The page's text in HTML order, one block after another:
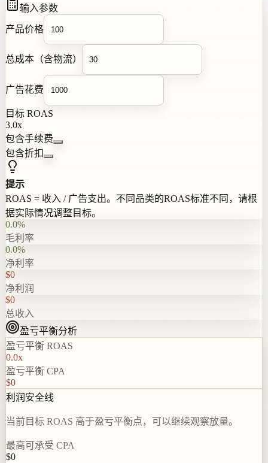
输入参数
产品价格
总成本（含物流）
广告花费
目标 ROAS
3.0x
包含手续费
包含折扣
提示
ROAS = 收入 / 广告支出。不同品类的ROAS标准不同，请根
据实际情况调整目标。
0.0%
毛利率
0.0%
净利率
$0
净利润
$0
总收入
盈亏平衡分析
盈亏平衡 ROAS
0.0x
盈亏平衡 CPA
$0
利润安全线
当前目标 ROAS 高于盈亏平衡点，可以继续观察放量。
最高可承受 CPA
$0